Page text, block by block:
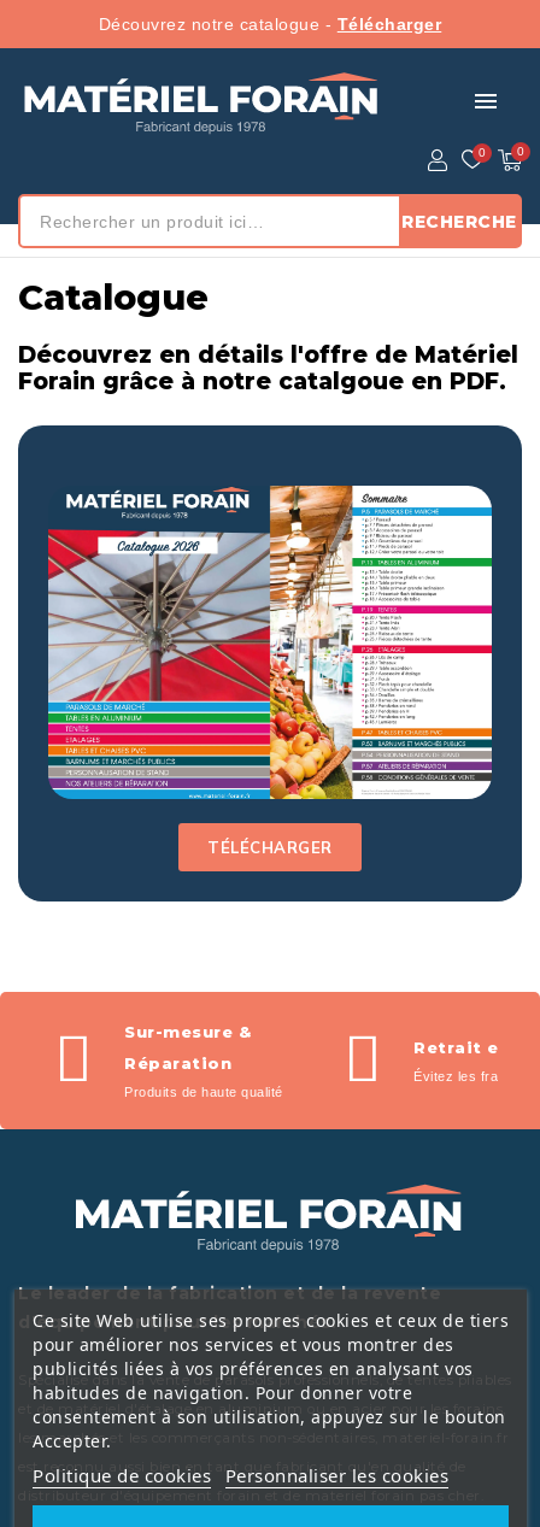
Découvrez notre catalogue - Télécharger
menu
RECHERCHE
Catalogue
Découvrez en détails l'offre de Matériel
Forain grâce à notre catalgoue en PDF.
TÉLÉCHARGER
Sur-mesure &
Réparation
Produits de haute qualité
Retrait en
Évitez les frais de
Le leader de la fabrication et de la revente
d'équipement pour les marchés.
Spécialisé dans la vente de parasols professionnels, de tentes pliables
et de matériel d'étalage en aluminium ou en acier pour les forains,
les marchés et les commerçants non-sédentaires, materiel-forain.fr
est reconnu aussi bien en tant que fabricant qu'en qualité de
Ce site Web utilise ses propres cookies et ceux de tiers
pour améliorer nos services et vous montrer des
publicités liées à vos préférences en analysant vos
habitudes de navigation. Pour donner votre
consentement à son utilisation, appuyez sur le bouton
Accepter.
Politique de cookies Personnaliser les cookies